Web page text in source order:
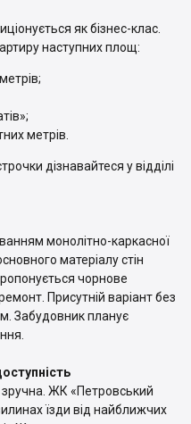
як бізнес-клас.
наступних площ:
метрів.
дізнавайтеся у відділі
монолітно-каркасної
матеріалу стін
чорнове
Присутній варіант без
Забудовник планує
зручна. ЖК «Петровський
їзди від найближчих